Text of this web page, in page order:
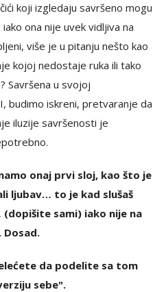
koji izgledaju savršeno mogu
ona nije uvek vidljiva na
više je u pitanju nešto kao
kojoj nedostaje ruka ili tako
Savršena u svojoj
budimo iskreni, pretvaranje da
iluzije savršenosti je
onaj prvi sloj, kao što je
ljubav… to je kad slušaš
sami) iako nije na
da podelite sa tom
sebe".